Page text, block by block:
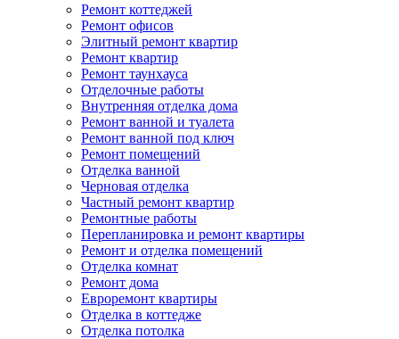
Ремонт коттеджей
Ремонт офисов
Элитный ремонт квартир
Ремонт квартир
Ремонт таунхауса
Отделочные работы
Внутренняя отделка дома
Ремонт ванной и туалета
Ремонт ванной под ключ
Ремонт помещений
Отделка ванной
Черновая отделка
Частный ремонт квартир
Ремонтные работы
Перепланировка и ремонт квартиры
Ремонт и отделка помещений
Отделка комнат
Ремонт дома
Евроремонт квартиры
Отделка в коттедже
Отделка потолка